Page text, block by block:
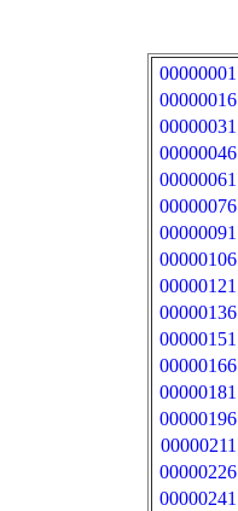
00000001
00000016
00000031
00000046
00000061
00000076
00000091
00000106
00000121
00000136
00000151
00000166
00000181
00000196
00000211
00000226
00000241